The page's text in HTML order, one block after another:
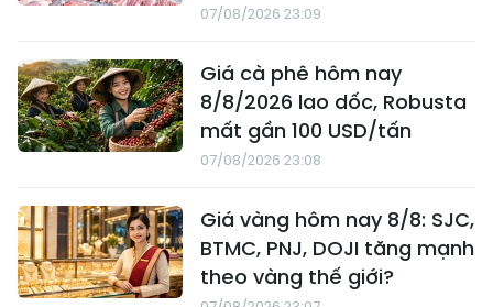
07/08/2026 23:09
Giá cà phê hôm nay
8/8/2026 lao dốc, Robusta
mất gần 100 USD/tấn
07/08/2026 23:08
Giá vàng hôm nay 8/8: SJC,
BTMC, PNJ, DOJI tăng mạnh
theo vàng thế giới?